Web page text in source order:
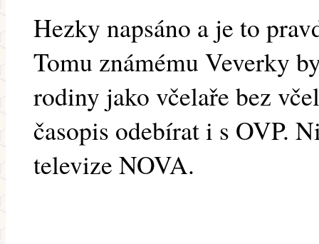
Hezky napsáno a je to
Tomu známému Veverky
rodiny jako včelaře bez
časopis odebírat i s OVP.
televize NOVA.